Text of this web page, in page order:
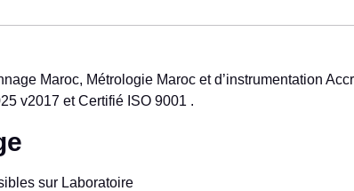
Maroc, Métrologie Maroc et d’instrumentation
v2017 et Certifié ISO 9001 .
sur Laboratoire